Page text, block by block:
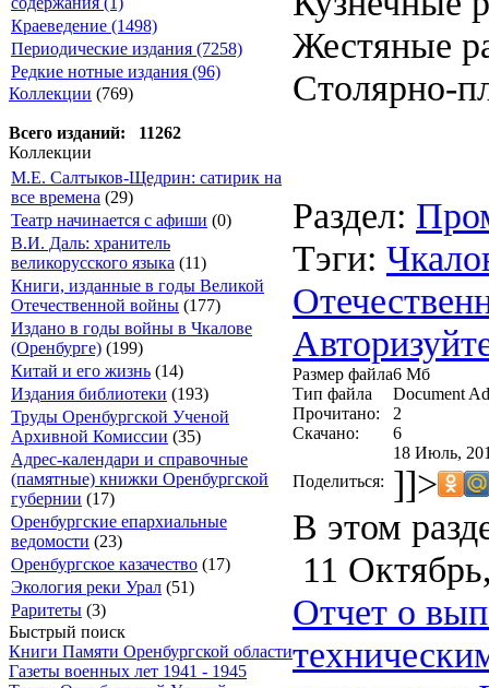
Краеведение (1498)
Периодические издания (7258)
Редкие нотные издания (96)
Коллекции (769)
Всего изданий: 11262
Коллекции
М.Е. Салтыков-Щедрин: сатирик на
все времена (29)
Театр начинается с афиши (0)
В.И. Даль: хранитель
великорусского языка (11)
Книги, изданные в годы Великой
Отечественной войны (177)
Издано в годы войны в Чкалове
(Оренбурге) (199)
Китай и его жизнь (14)
Издания библиотеки (193)
Труды Оренбургской Ученой
Архивной Комиссии (35)
Адрес-календари и справочные
(памятные) книжки Оренбургской
губернии (17)
Оренбургские епархиальные
ведомости (23)
Оренбургское казачество (17)
Экология реки Урал (51)
Раритеты (3)
Быстрый поиск
Книги Памяти Оренбургской области
Газеты военных лет 1941 - 1945
Жестяные
Столярно-
Раздел:
Тэги:
Размер файла6 Мб
Тип файла
Document
Прочитано:
2
Скачано:
6
18 Июль,
Поделиться: ]]>
В этом
11
Отчет о